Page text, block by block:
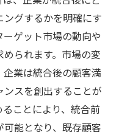
グするかを明確にす
ゲット市場の動向や
られます。市場の変
業は統合後の顧客満
スを創出することが
ことにより、統合前
能となり、既存顧客